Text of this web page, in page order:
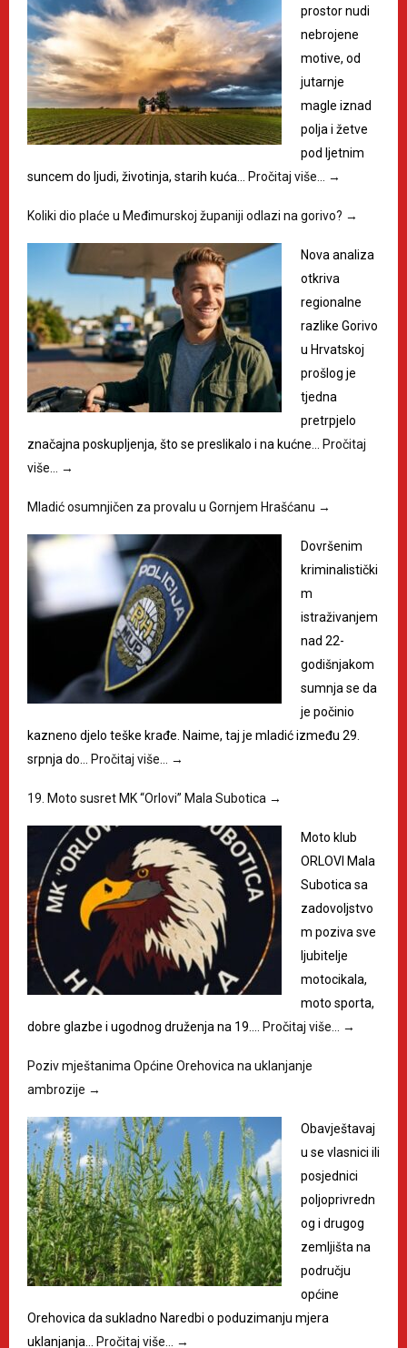
prostor nudi
nebrojene
motive, od
jutarnje
magle iznad
polja i žetve
pod ljetnim
suncem do ljudi, životinja, starih kuća…
Pročitaj više… →
Koliki dio plaće u Međimurskoj županiji odlazi na gorivo? →
Nova analiza
otkriva
regionalne
razlike Gorivo
u Hrvatskoj
prošlog je
tjedna
pretrpjelo
značajna poskupljenja, što se preslikalo i na kućne…
Pročitaj
više…
→
Mladić osumnjičen za provalu u Gornjem Hrašćanu →
Dovršenim
kriminalistički
m
istraživanjem
nad 22-
godišnjakom
sumnja se da
je počinio
kazneno djelo teške krađe. Naime, taj je mladić između 29.
srpnja do…
Pročitaj više… →
19. Moto susret MK “Orlovi” Mala Subotica →
Moto klub
ORLOVI Mala
Subotica sa
zadovoljstvo
m poziva sve
ljubitelje
motocikala,
moto sporta,
dobre glazbe i ugodnog druženja na 19.…
Pročitaj više… →
Poziv mještanima Općine Orehovica na uklanjanje
ambrozije →
Obavještavaj
u se vlasnici ili
posjednici
poljoprivredn
og i drugog
zemljišta na
području
općine
Orehovica da sukladno Naredbi o poduzimanju mjera
uklanjanja…
Pročitaj više… →